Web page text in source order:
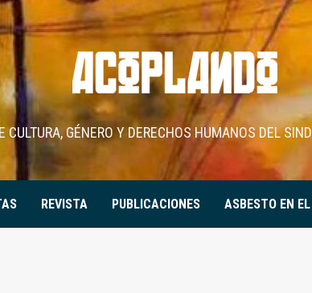
CULTURA, GÉNERO Y DERECHOS HUMANOS DEL
REVISTA PUBLICACIONES ASBESTO EN